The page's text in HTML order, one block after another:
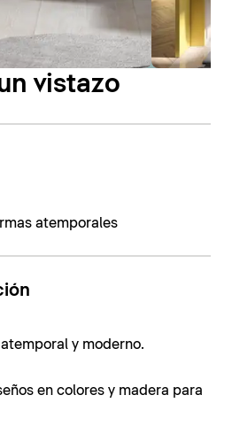
vistazo
atemporales
y moderno.
en colores y madera para